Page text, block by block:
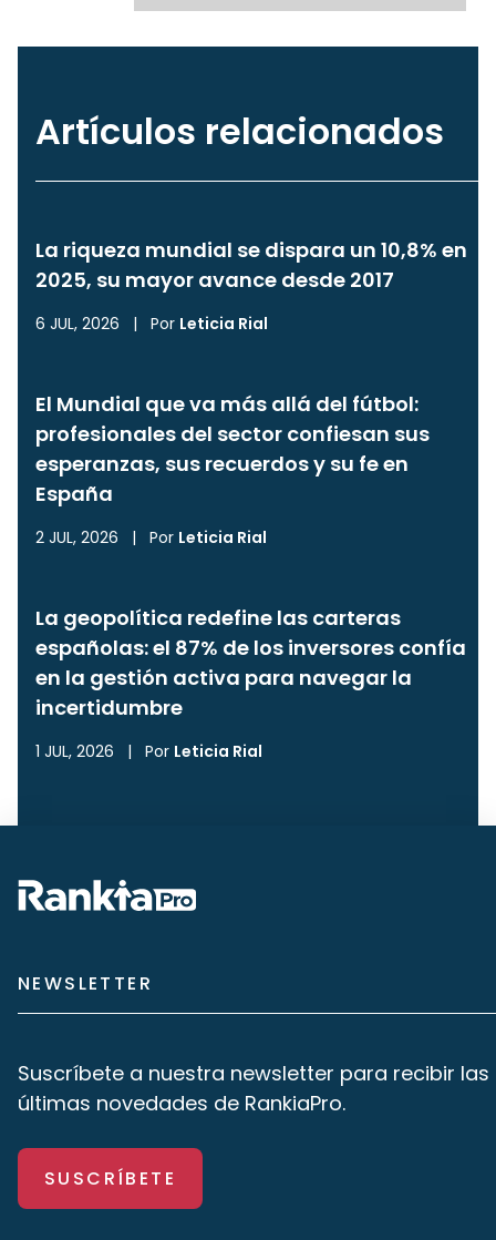
Artículos relacionados
La riqueza mundial se dispara un 10,8% en
2025, su mayor avance desde 2017
6 JUL, 2026 | Por Leticia Rial
El Mundial que va más allá del fútbol:
profesionales del sector confiesan sus
esperanzas, sus recuerdos y su fe en
España
2 JUL, 2026 | Por Leticia Rial
La geopolítica redefine las carteras
españolas: el 87% de los inversores confía
en la gestión activa para navegar la
incertidumbre
1 JUL, 2026 | Por Leticia Rial
NEWSLETTER
Suscríbete a nuestra newsletter para recibir las
últimas novedades de RankiaPro.
SUSCRÍBETE